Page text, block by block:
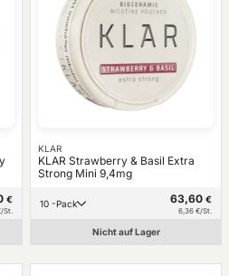
€
St.
KLAR
KLAR Strawberry & Basil Extra
Strong Mini 9,4mg
10 -Pack 63,60 €
6,36 €/St.
Nicht auf Lager